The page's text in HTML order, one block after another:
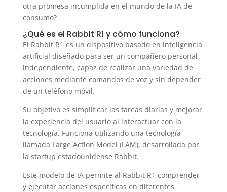
otra promesa incumplida en el mundo de la IA de
consumo?
¿Qué es el Rabbit R1 y cómo funciona?
El Rabbit R1 es un dispositivo basado en inteligencia
artificial diseñado para ser un compañero personal
independiente, capaz de realizar una variedad de
acciones mediante comandos de voz y sin depender
de un teléfono móvil.
Su objetivo es simplificar las tareas diarias y mejorar
la experiencia del usuario al interactuar con la
tecnología. Funciona utilizando una tecnología
llamada Large Action Model (LAM), desarrollada por
la startup estadounidense Rabbit.
Este modelo de IA permite al Rabbit R1 comprender
y ejecutar acciones específicas en diferentes